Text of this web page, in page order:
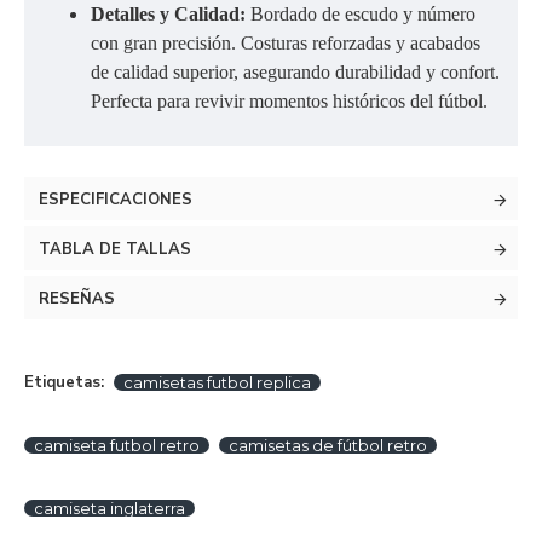
Detalles y Calidad: Bordado de escudo y número
con gran precisión. Costuras reforzadas y acabados
de calidad superior, asegurando durabilidad y confort.
Perfecta para revivir momentos históricos del fútbol.
ESPECIFICACIONES
TABLA DE TALLAS
RESEÑAS
Etiquetas: camisetas futbol replica
camiseta futbol retro camisetas de fútbol retro
camiseta inglaterra